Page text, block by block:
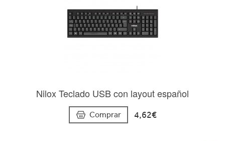
Nilox Teclado USB con layout español
Comprar 4,62€